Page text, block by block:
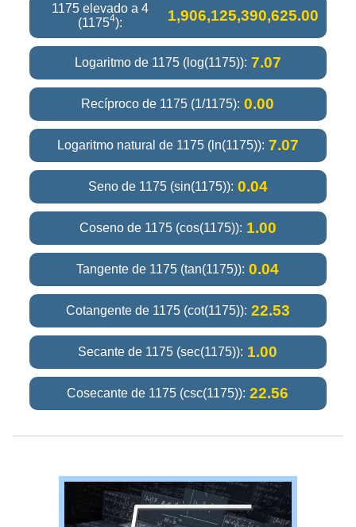
1175 elevado a 4
(11754): 1,906,125,390,625.00
Logaritmo de 1175 (log(1175)): 7.07
Recíproco de 1175 (1/1175): 0.00
Logaritmo natural de 1175 (ln(1175)): 7.07
Seno de 1175 (sin(1175)): 0.04
Coseno de 1175 (cos(1175)): 1.00
Tangente de 1175 (tan(1175)): 0.04
Cotangente de 1175 (cot(1175)): 22.53
Secante de 1175 (sec(1175)): 1.00
Cosecante de 1175 (csc(1175)): 22.56